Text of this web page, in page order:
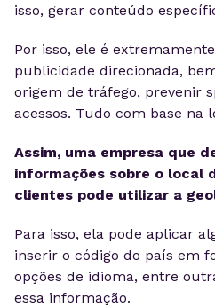
isso, gerar conteúdo
Por isso, ele é
publicidade direcionada,
origem de tráfego, prevenir
acessos. Tudo com base na
Assim, uma empresa que
informações sobre o local
clientes pode utilizar a
Para isso, ela pode aplicar
inserir o código do país em
opções de idioma, entre
essa informação.